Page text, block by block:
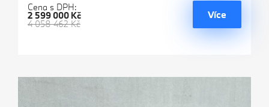
Cena s DPH:
4 058 462 Kč
2 599 000 Kč Více